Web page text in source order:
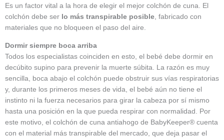
Es un factor vital a la hora de elegir el mejor colchón de cuna. El
colchón debe ser lo más transpirable posible, fabricado con
materiales que no bloqueen el paso del aire.
Dormir siempre boca arriba
Todos los especialistas coinciden en esto, el bebé debe dormir en
decúbito supino para prevenir la muerte súbita. La razón es muy
sencilla, boca abajo el colchón puede obstruir sus vías respiratorias
y, durante los primeros meses de vida, el bebé aún no tiene el
instinto ni la fuerza necesarios para girar la cabeza por sí mismo
hasta una posición en la que pueda respirar con normalidad. Por
este motivo, el colchón de cuna antiahogo de BabyKeeper® cuenta
con el material más transpirable del mercado, que deja pasar el